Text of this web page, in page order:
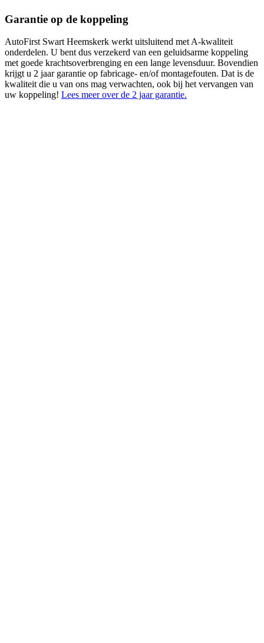
Garantie op de koppeling
AutoFirst Swart Heemskerk werkt uitsluitend met A-kwaliteit
onderdelen. U bent dus verzekerd van een geluidsarme koppeling
met goede krachtsoverbrenging en een lange levensduur. Bovendien
krijgt u 2 jaar garantie op fabricage- en/of montagefouten. Dat is de
kwaliteit die u van ons mag verwachten, ook bij het vervangen van
uw koppeling! Lees meer over de 2 jaar garantie.